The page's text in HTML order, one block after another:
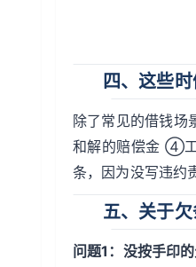
四、这些
除了常见的借钱
和解的赔偿金 ④
条，因为没写违约
五、关于
问题1：没按手印的